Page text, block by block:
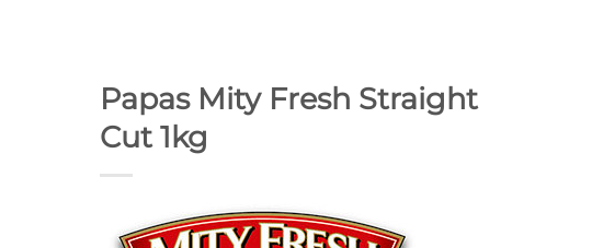
Papas Mity Fresh Straight
Cut 1kg